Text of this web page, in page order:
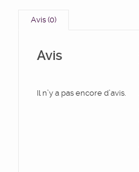
Avis (0)
Avis
Il n’y a pas encore d’avis.